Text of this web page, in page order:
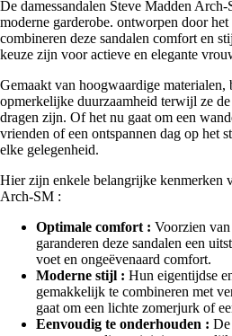
De damessandalen Steve Madden
moderne garderobe. ontworpen door
combineren deze sandalen comfort en
keuze zijn voor actieve en elegante
Gemaakt van hoogwaardige materialen,
opmerkelijke duurzaamheid terwijl ze
dragen zijn. Of het nu gaat om een
vrienden of een ontspannen dag op het
elke gelegenheid.
Hier zijn enkele belangrijke kenmerken
Arch-SM :
Optimale comfort : Voorzien
garanderen deze sandalen een
voet en ongeëvenaard comfort.
Moderne stijl : Hun eigentijdse
gemakkelijk te combineren met
gaat om een lichte zomerjurk of
Eenvoudig te onderhouden : De